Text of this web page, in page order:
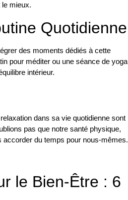
mieux.
Quotidienne
des moments dédiés à cette
pour méditer ou une séance de yoga
intérieur.
dans sa vie quotidienne sont
pas que notre santé physique,
accorder du temps pour nous-mêmes.
le Bien-Être : 6